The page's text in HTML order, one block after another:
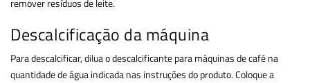
remover resíduos de leite.
Descalcificação da máquina
Para descalcificar, dilua o descalcificante para máquinas de café na
quantidade de água indicada nas instruções do produto. Coloque a